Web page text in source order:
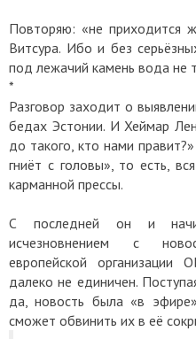
Повторяю: «не приходится
Витсура. Ибо и без
под лежачий камень вода не
*
Разговор заходит о
бедах Эстонии. И Хеймар
до такого, кто нами
гниёт с головы», то есть,
карманной прессы.
С последней он и
исчезновнением с
европейской
далеко не единичен.
да, новость была «в
сможет обвинить их в её